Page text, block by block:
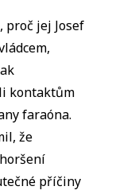
proč jej Josef
kontaktům
faraóna.
že
příčiny